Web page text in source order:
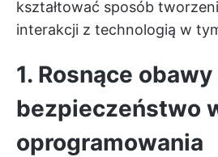
kształtować sposób
interakcji z technologią w
1. Rosnące obawy
bezpieczeństwo
oprogramowania